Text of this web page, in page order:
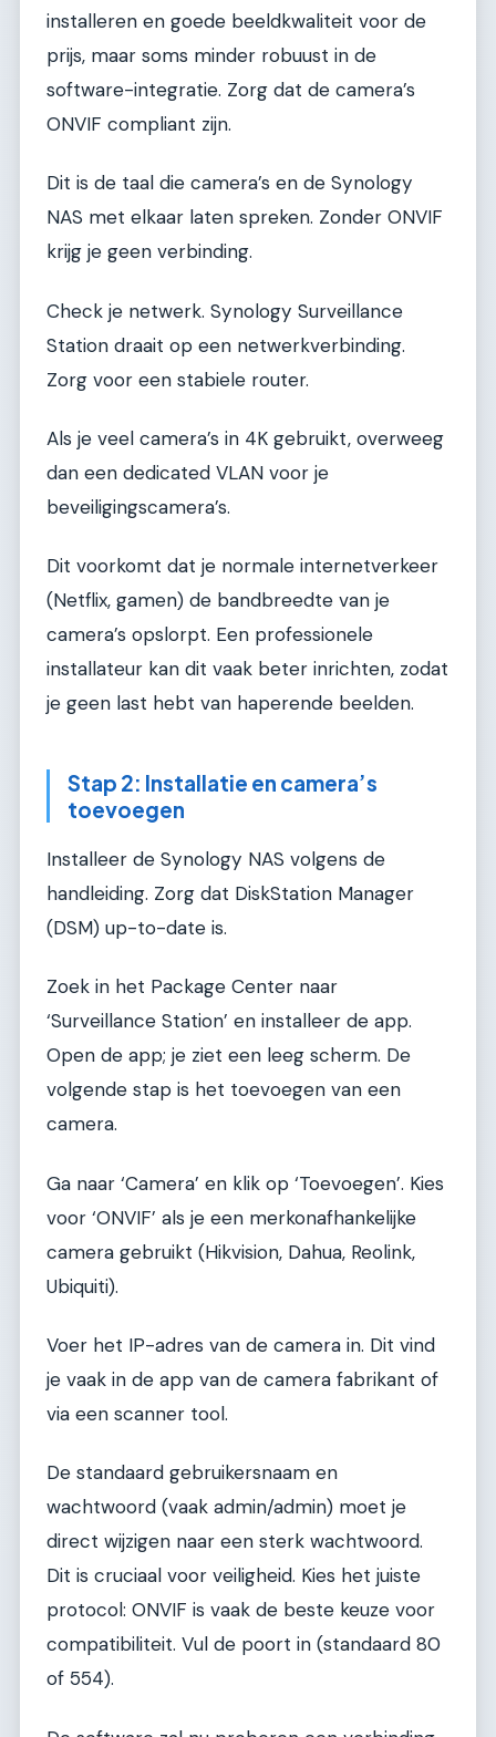
installeren en goede beeldkwaliteit voor de
prijs, maar soms minder robuust in de
software-integratie. Zorg dat de camera’s
ONVIF compliant zijn.
Dit is de taal die camera’s en de Synology
NAS met elkaar laten spreken. Zonder ONVIF
krijg je geen verbinding.
Check je netwerk. Synology Surveillance
Station draait op een netwerkverbinding.
Zorg voor een stabiele router.
Als je veel camera’s in 4K gebruikt, overweeg
dan een dedicated VLAN voor je
beveiligingscamera’s.
Dit voorkomt dat je normale internetverkeer
(Netflix, gamen) de bandbreedte van je
camera’s opslorpt. Een professionele
installateur kan dit vaak beter inrichten, zodat
je geen last hebt van haperende beelden.
Stap 2: Installatie en camera’s
toevoegen
Installeer de Synology NAS volgens de
handleiding. Zorg dat DiskStation Manager
(DSM) up-to-date is.
Zoek in het Package Center naar
‘Surveillance Station’ en installeer de app.
Open de app; je ziet een leeg scherm. De
volgende stap is het toevoegen van een
camera.
Ga naar ‘Camera’ en klik op ‘Toevoegen’. Kies
voor ‘ONVIF’ als je een merkonafhankelijke
camera gebruikt (Hikvision, Dahua, Reolink,
Ubiquiti).
Voer het IP-adres van de camera in. Dit vind
je vaak in de app van de camera fabrikant of
via een scanner tool.
De standaard gebruikersnaam en
wachtwoord (vaak admin/admin) moet je
direct wijzigen naar een sterk wachtwoord.
Dit is cruciaal voor veiligheid. Kies het juiste
protocol: ONVIF is vaak de beste keuze voor
compatibiliteit. Vul de poort in (standaard 80
of 554).